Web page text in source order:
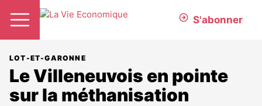
S'abonner
LOT-ET-GARONNE
Le Villeneuvois en pointe
sur la méthanisation